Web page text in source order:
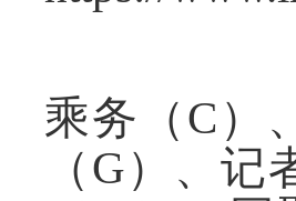
乘务（ C ）
（ G）、记